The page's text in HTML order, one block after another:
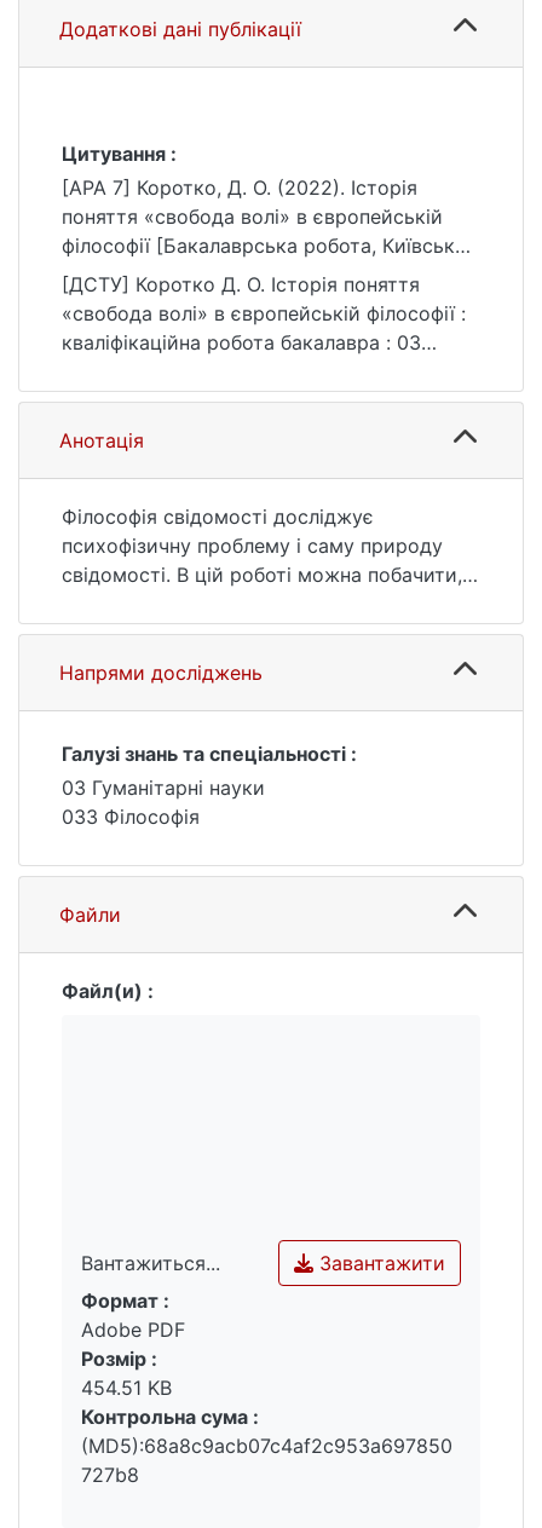
Додаткові дані публікації
Цитування :
[APA 7] Коротко, Д. О. (2022). Історія
поняття «свобода волі» в європейській
філософії [Бакалаврська робота, Київський
національний університет імені Тараса
Шевченка]. eKNUTSHIR.
https://ir.library.knu.ua/handle/123456789/24
[ДСТУ] Коротко Д. О. Історія поняття
«свобода волі» в європейській філософії :
кваліфікаційна робота бакалавра : 03
https://ir.library.knu.ua/handle/123456789/24
25 (дата звернення: 25.07.2026).
Анотація
Філософія свідомості досліджує
психофізичну проблему і саму природу
свідомості. В цій роботі можна побачити,
античній думці, але розвиток фізики,
біології та нейронаук вже сьогодні
дозволяє філософам, науковцям і
питанням розширити межі своїх
дисциплін, а також створює все більше
нових викликів для природничих наук.
Напрями досліджень
Галузі знань та спеціальності :
03 Гуманітарні науки
033 Філософія
Файли
Файл(и) :
Вантажиться...
Вантажиться...
Завантажити
Формат :
Adobe PDF
Розмір :
454.51 KB
Контрольна сума :
(MD5):68a8c9acb07c4af2c953a697850
727b8